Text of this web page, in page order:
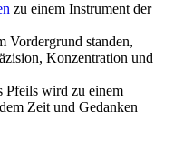
zu einem Instrument der
Vordergrund standen,
Konzentration und
Pfeils wird zu einem
Zeit und Gedanken